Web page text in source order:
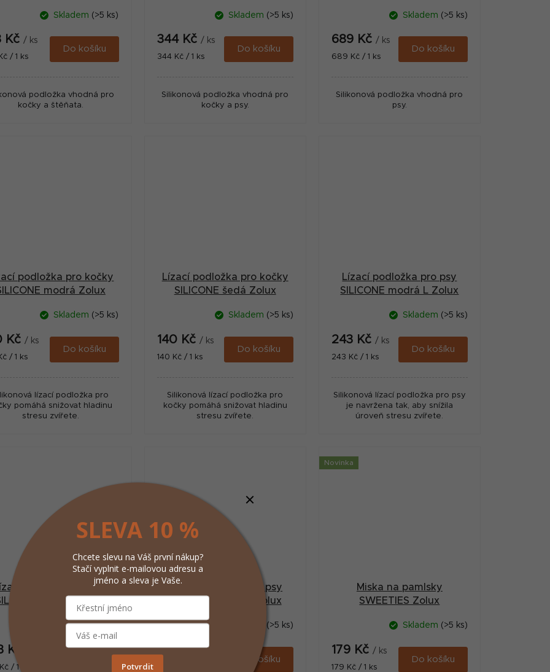
Skladem (>5 ks)
Kč/ ks
/ 1 ks
Do košíku
podložka vhodná pro
kočky a štěňata.
Skladem (>5 ks)
344 Kč / ks
Měrná
344 Kč / 1 ks
Do košíku
Silikonová podložka vhodná pro
kočky a psy.
Skladem (>5 ks)
689 Kč / ks
Měrná
689 Kč / 1 ks
Do košíku
Silikonová podložka vhodná pro
psy.
podložka pro kočky
modrá Zolux
Skladem (>5 ks)
Kč / ks
/ 1 ks
Do košíku
lízací podložka pro
pomáhá snižovat hladinu
stresu zvířete.
Lízací podložka pro kočky
SILICONE šedá Zolux
Skladem (>5 ks)
140 Kč / ks
Měrná
140 Kč / 1 ks
Do košíku
Silikonová lízací podložka pro
kočky pomáhá snižovat hladinu
stresu zvířete.
Lízací podložka pro psy
SILICONE modrá L Zolux
Skladem (>5 ks)
243 Kč / ks
Měrná
243 Kč / 1 ks
Do košíku
Silikonová lízací podložka pro psy
je navržena tak, aby snížila
úroveň stresu zvířete.
podložka pro psy
šedá L Zolux
Skladem(4 ks)
Kč
/ 1 ks
Lízací podložka pro psy
SILICONE šedá M Zolux
(>5 ks)
124 Kč/ ks
Do košíku
Novinka
Miska na pamlsky
SWEETIES Zolux
Skladem (>5 ks)
179 Kč / ks
Měrná
179 Kč / 1 ks
Do košíku
SLEVA 10 %
Chcete slevu na Váš první nákup?
Stačí vyplnit e-mailovou adresu a
jméno a sleva je Vaše.
Potvrdit